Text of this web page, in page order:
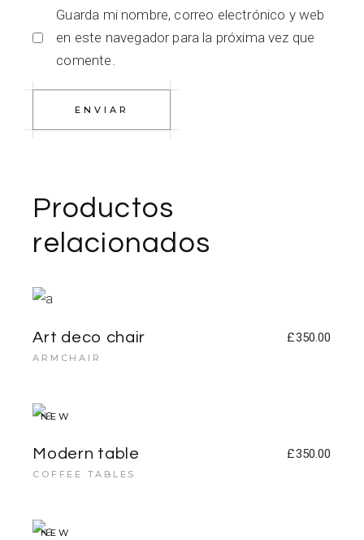
Guarda mi nombre, correo electrónico y web
en este navegador para la próxima vez que
comente.
ENVIAR
Productos
relacionados
Art deco chair £350.00
ARMCHAIR
NEW
Modern table £350.00
COFFEE TABLES
NEW